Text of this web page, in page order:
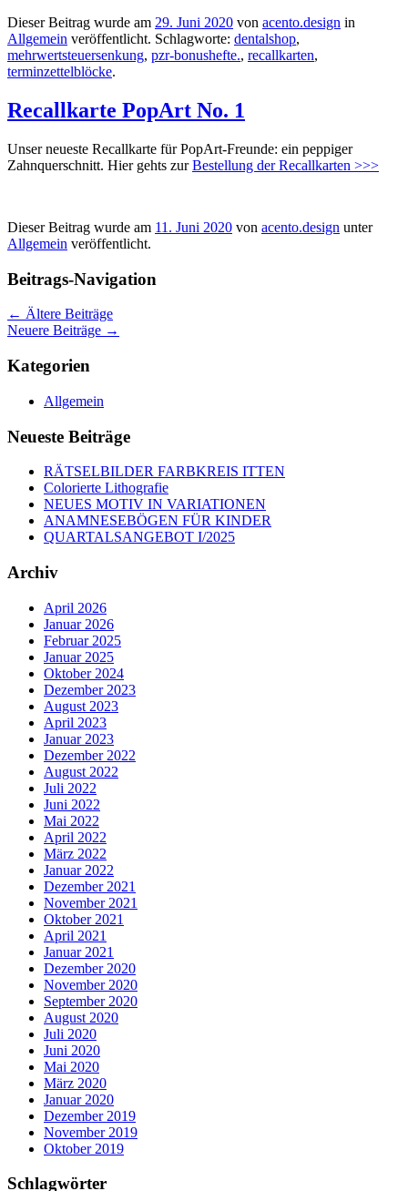
Dieser Beitrag wurde am 29. Juni 2020 von acento.design in
Allgemein veröffentlicht. Schlagworte: dentalshop,
mehrwertsteuersenkung, pzr-bonushefte., recallkarten,
terminzettelblöcke.
Recallkarte PopArt No. 1
Unser neueste Recallkarte für PopArt-Freunde: ein peppiger
Zahnquerschnitt. Hier gehts zurBestellung der Recallkarten >>>
Dieser Beitrag wurde am 11. Juni 2020 von acento.design unter
Allgemein veröffentlicht.
Beitrags-Navigation
← Ältere Beiträge
Neuere Beiträge →
Kategorien
Allgemein
Neueste Beiträge
RÄTSELBILDER FARBKREIS ITTEN
Colorierte Lithografie
NEUES MOTIV IN VARIATIONEN
ANAMNESEBÖGEN FÜR KINDER
QUARTALSANGEBOT I/2025
Archiv
April 2026
Januar 2026
Februar 2025
Januar 2025
Oktober 2024
Dezember 2023
August 2023
April 2023
Januar 2023
Dezember 2022
August 2022
Juli 2022
Juni 2022
Mai 2022
April 2022
März 2022
Januar 2022
Dezember 2021
November 2021
Oktober 2021
April 2021
Januar 2021
Dezember 2020
November 2020
September 2020
August 2020
Juli 2020
Juni 2020
Mai 2020
März 2020
Januar 2020
Dezember 2019
November 2019
Oktober 2019
Schlagwörter